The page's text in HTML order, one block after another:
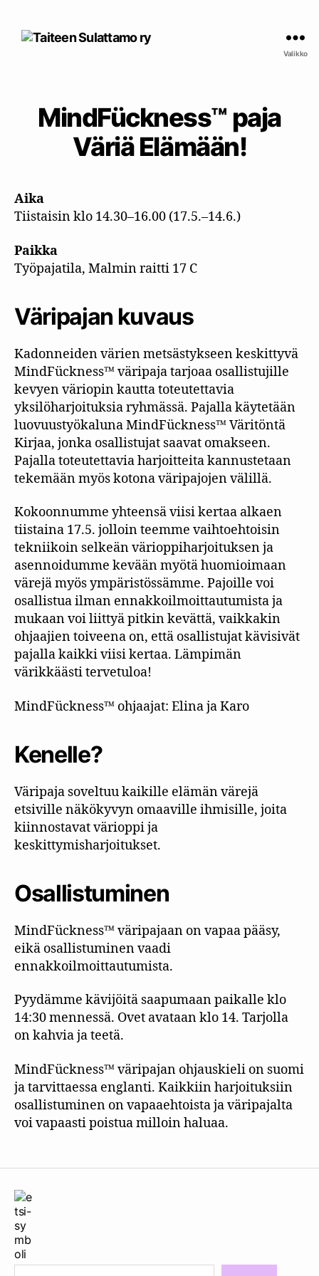
Valikko
MindFückness™ paja
Väriä Elämään!
Aika
Tiistaisin klo 14.30–16.00 (17.5.–14.6.)
Paikka
Työpajatila, Malmin raitti 17 C
Väripajan kuvaus
Kadonneiden värien metsästykseen keskittyvä
MindFückness™ väripaja tarjoaa osallistujille
kevyen väriopin kautta toteutettavia
yksilöharjoituksia ryhmässä. Pajalla käytetään
luovuustyökaluna MindFückness™ Väritöntä
Kirjaa, jonka osallistujat saavat omakseen.
Pajalla toteutettavia harjoitteita kannustetaan
tekemään myös kotona väripajojen välillä.
Kokoonnumme yhteensä viisi kertaa alkaen
tiistaina 17.5. jolloin teemme vaihtoehtoisin
tekniikoin selkeän värioppiharjoituksen ja
asennoidumme kevään myötä huomioimaan
värejä myös ympäristössämme. Pajoille voi
osallistua ilman ennakkoilmoittautumista ja
mukaan voi liittyä pitkin kevättä, vaikkakin
ohjaajien toiveena on, että osallistujat kävisivät
pajalla kaikki viisi kertaa. Lämpimän
värikkäästi tervetuloa!
MindFückness™ ohjaajat: Elina ja Karo
Kenelle?
Väripaja soveltuu kaikille elämän värejä
etsiville näkökyvyn omaaville ihmisille, joita
kiinnostavat värioppi ja
keskittymisharjoitukset.
Osallistuminen
MindFückness™ väripajaan on vapaa pääsy,
eikä osallistuminen vaadi
ennakkoilmoittautumista.
Pyydämme kävijöitä saapumaan paikalle klo
14:30 mennessä. Ovet avataan klo 14. Tarjolla
on kahvia ja teetä.
MindFückness™ väripajan ohjauskieli on suomi
ja tarvittaessa englanti. Kaikkiin harjoituksiin
osallistuminen on vapaaehtoista ja väripajalta
voi vapaasti poistua milloin haluaa.